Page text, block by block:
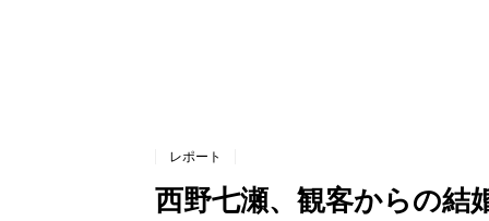
レポート
西野七瀬、観客からの結